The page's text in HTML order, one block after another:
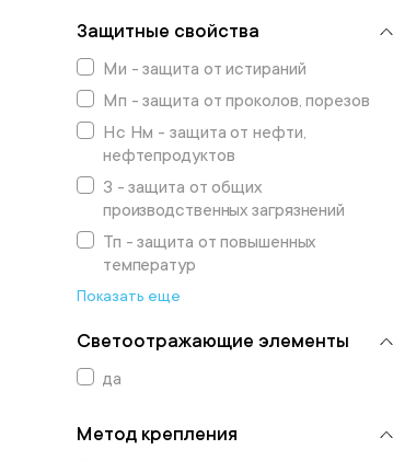
Защитные свойства
Ми - защита от истираний
Мп - защита от проколов, порезов
Нс Нм - защита от нефти,
нефтепродуктов
З - защита от общих
производственных загрязнений
Тп - защита от повышенных
температур
Показать еще
Светоотражающие элементы
да
Метод крепления